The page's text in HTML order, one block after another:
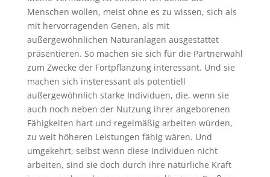
Menschen wollen, meist ohne es zu wissen, sich als
mit hervorragenden Genen, als mit
außergewöhnlichen Naturanlagen ausgestattet
präsentieren. So machen sie sich für die Partnerwahl
zum Zwecke der Fortpflanzung interessant. Und sie
machen sich insteressant als potentiell
außergewöhnlich starke Individuen, die, wenn sie
auch noch neben der Nutzung ihrer angeborenen
Fähigkeiten hart und regelmäßig arbeiten würden,
zu weit höheren Leistungen fähig wären. Und
umgekehrt, selbst wenn diese Individuen nicht
arbeiten, sind sie doch durch ihre natürliche Kraft